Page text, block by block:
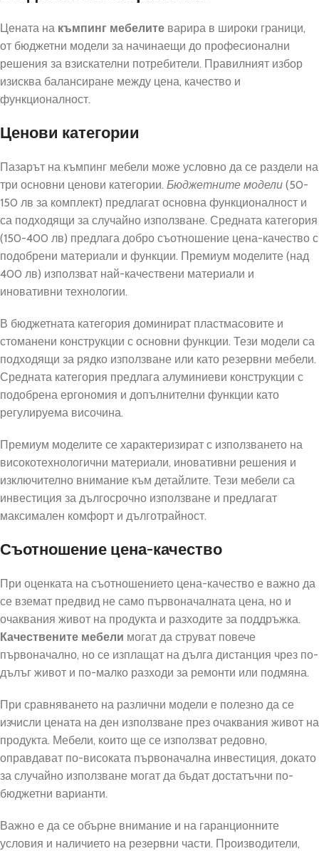
Цената на къмпинг мебелите варира в широки граници,
от бюджетни модели за начинаещи до професионални
решения за взискателни потребители. Правилният избор
изисква балансиране между цена, качество и
функционалност.
Ценови категории
Пазарът на къмпинг мебели може условно да се раздели на
три основни ценови категории. Бюджетните модели (50-
150 лв за комплект) предлагат основна функционалност и
са подходящи за случайно използване. Средната категория
(150-400 лв) предлага добро съотношение цена-качество с
подобрени материали и функции. Премиум моделите (над
400 лв) използват най-качествени материали и
иновативни технологии.
В бюджетната категория доминират пластмасовите и
стоманени конструкции с основни функции. Тези модели са
подходящи за рядко използване или като резервни мебели.
Средната категория предлага алуминиеви конструкции с
подобрена ергономия и допълнителни функции като
регулируема височина.
Премиум моделите се характеризират с използването на
високотехнологични материали, иновативни решения и
изключително внимание към детайлите. Тези мебели са
инвестиция за дългосрочно използване и предлагат
максимален комфорт и дълготрайност.
Съотношение цена-качество
При оценката на съотношението цена-качество е важно да
се вземат предвид не само първоначалната цена, но и
очаквания живот на продукта и разходите за поддръжка.
Качествените мебели могат да струват повече
първоначално, но се изплащат на дълга дистанция чрез по-
дълъг живот и по-малко разходи за ремонти или подмяна.
При сравняването на различни модели е полезно да се
изчисли цената на ден използване през очаквания живот на
продукта. Мебели, които ще се използват редовно,
оправдават по-високата първоначална инвестиция, докато
за случайно използване могат да бъдат достатъчни по-
бюджетни варианти.
Важно е да се обърне внимание и на гаранционните
условия и наличието на резервни части. Производители,